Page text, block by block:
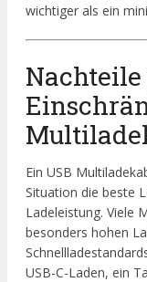
wichtiger als ein
Ein USB
Situation die beste
Ladeleistung. Viele
besonders hohen
USB-C-Laden, ein